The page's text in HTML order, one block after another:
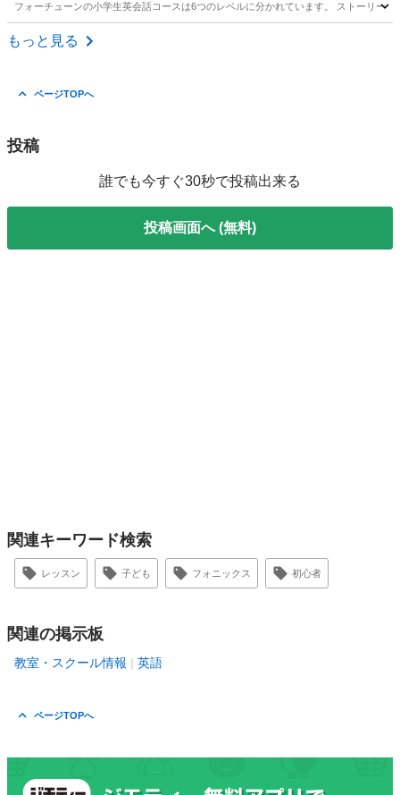
フォーチューンの小学生英会話コースは6つのレベルに分かれています。 ストーリー
愛知 名古屋市
もっと見る
ページTOPへ
投稿
誰でも今すぐ30秒で投稿出来る
投稿画面へ (無料)
関連キーワード検索
レッスン 子ども フォニックス 初心者
関連の掲示板
教室・スクール情報 英語
ページTOPへ